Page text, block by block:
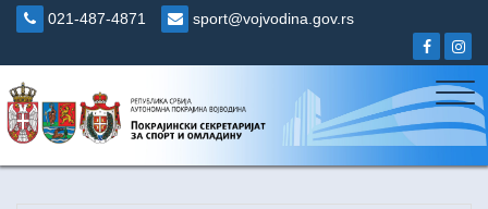
Skip
021-487-4871 sport@vojvodina.gov.rs